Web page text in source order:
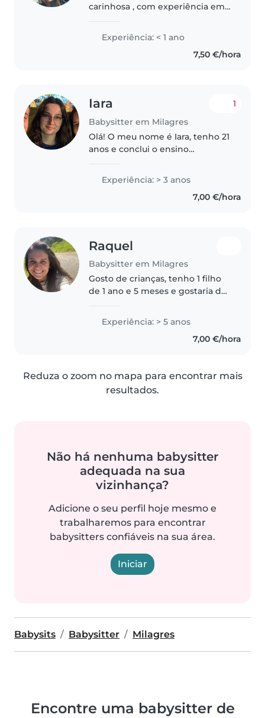
carinhosa , com experiência em
idades, desde bebés a
adolescentes. Embora não tenha
certificação de primeiros
Experiência: < 1 ano
7,50 €/hora
Iara
Babysitter em Milagres
1
Olá! O meu nome é Iara, tenho 21
anos e conclui o ensino
ação educativa. Durante a
formação, realizei três estágios,
Experiência: > 3 anos
7,00 €/hora
Raquel
Babysitter em Milagres
Gosto de crianças, tenho 1 filho
de 1 ano e 5 meses e gostaria de
esteja a precisar.
Experiência: > 5 anos
7,00 €/hora
Reduza o zoom no mapa para encontrar mais
resultados.
Não há nenhuma babysitter
adequada na sua
vizinhança?
Adicione o seu perfil hoje mesmo e
trabalharemos para encontrar
babysitters confiáveis na sua área.
Iniciar
Babysits Babysitter Milagres
Encontre uma babysitter de